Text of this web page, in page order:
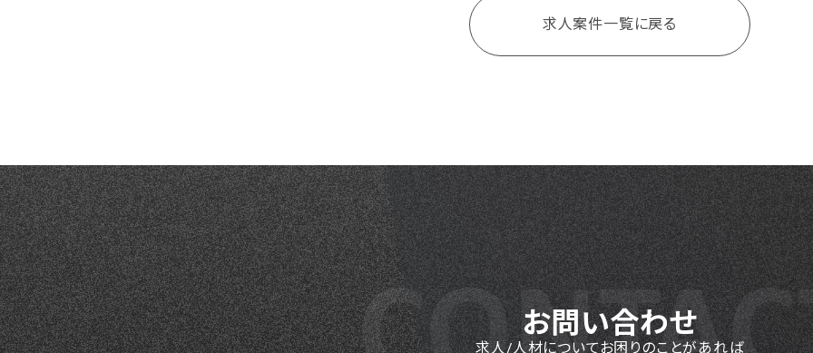
求人案件一覧に戻る
お問い合わせ
求人/人材についてお困りのことがあれば